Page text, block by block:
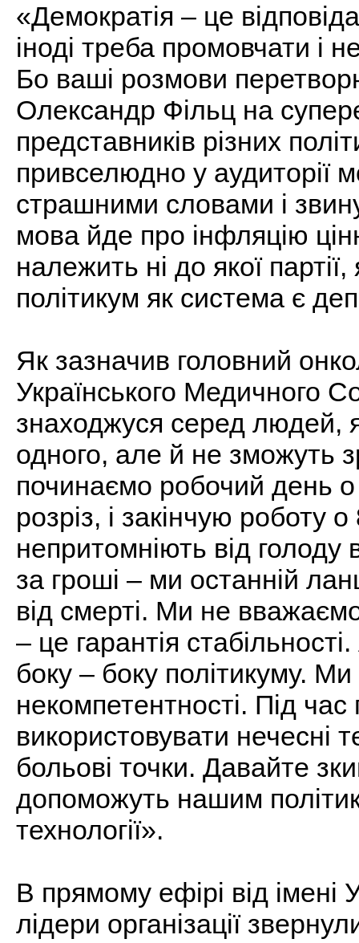
«Демократія – це
іноді треба промовчати і
Бо ваші розмови
Олександр Фільц на
представників різних
привселюдно у аудиторії
страшними словами і
мова йде про інфляцію
належить ні до якої
політикум як система є
Як зазначив головний
Українського Медичного
знаходжуся серед людей,
одного, але й не зможуть
починаємо робочий день
розріз, і закінчую роботу
непритомніють від
за гроші – ми останній
від смерті. Ми не
– це гарантія
боку – боку політикуму.
некомпетентності. Під час
використовувати нечесні
больові точки. Давайте
допоможуть нашим
технології».
В прямому ефірі від
лідери організації